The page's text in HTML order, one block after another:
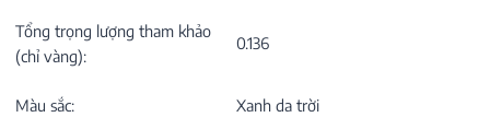
Tổng trọng lượng tham khảo
(chỉ vàng):
0.136
Màu sắc: Xanh da trời